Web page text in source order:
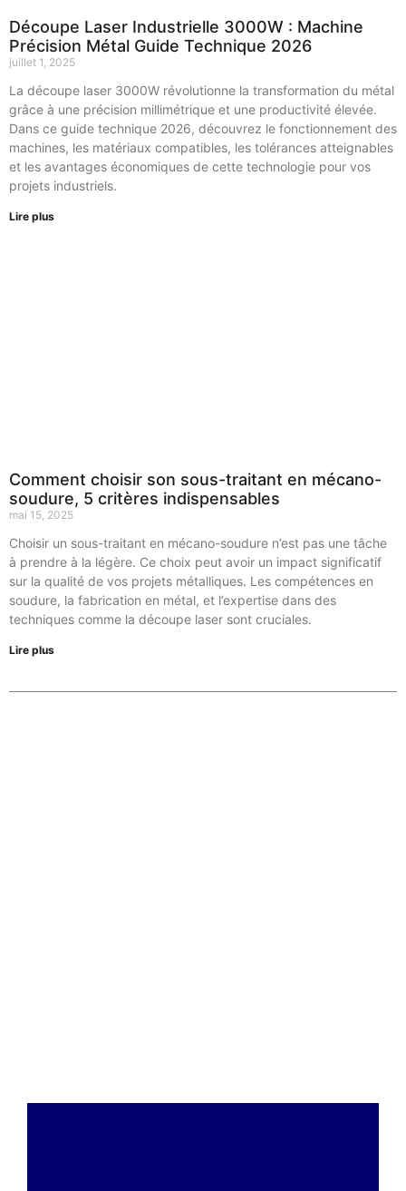
Découpe Laser Industrielle 3000W : Machine
Précision Métal Guide Technique 2026
juillet 1, 2025
La découpe laser 3000W révolutionne la transformation du métal
grâce à une précision millimétrique et une productivité élevée.
Dans ce guide technique 2026, découvrez le fonctionnement des
machines, les matériaux compatibles, les tolérances atteignables
et les avantages économiques de cette technologie pour vos
projets industriels.
Lire plus
Comment choisir son sous-traitant en mécano-
soudure, 5 critères indispensables
mai 15, 2025
Choisir un sous-traitant en mécano-soudure n’est pas une tâche
à prendre à la légère. Ce choix peut avoir un impact significatif
sur la qualité de vos projets métalliques. Les compétences en
soudure, la fabrication en métal, et l’expertise dans des
techniques comme la découpe laser sont cruciales.
Lire plus